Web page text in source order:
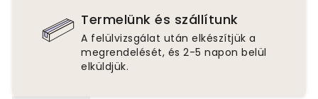
Termelünk és szállítunk
A felülvizsgálat után elkészítjük a
megrendelését, és 2-5 napon belül
elküldjük.